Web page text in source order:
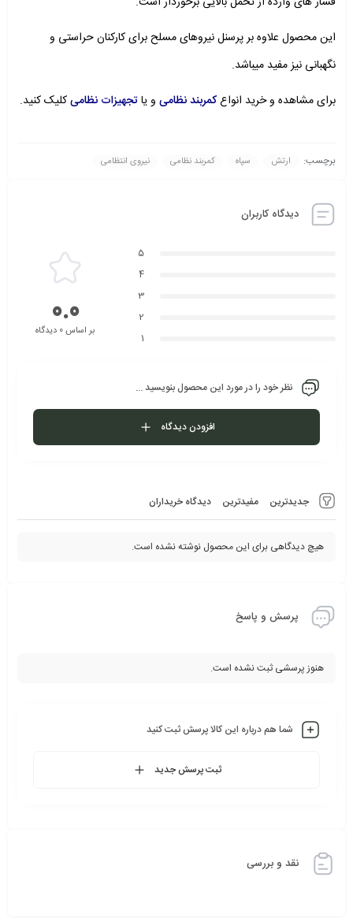
این محصول علاوه بر پرسنل نیروهای مسلح برای کارکنان حراستی و
نگهبانی نیز مفید میباشد.
برای مشاهده و خرید انواعکمربند نظامی و یاتجهیزات نظامیکلیک کنید.
برچسب: ارتش سپاه کمربند نظامی نیروی انتظامی
دیدگاه کاربران
جدیدترین مفیدترین دیدگاه خریداران
هیچ دیدگاهی برای این محصول نوشته نشده است.
5
4
3
2
1
0.0بر اساس 0 دیدگاه
نظر خود را در مورد این محصول بنویسید ...
افزودن دیدگاه
پرسش و پاسخ
هنوز پرسشی ثبت نشده است.
شما هم درباره این کالا پرسش ثبت کنید
ثبت پرسش جدید
نقد و بررسی